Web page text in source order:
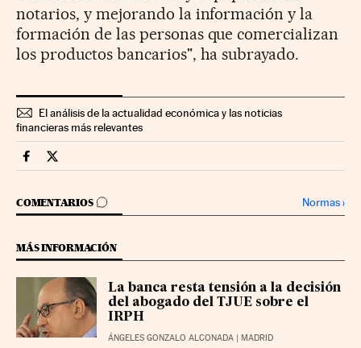
notarios, y mejorando la información y la
formación de las personas que comercializan
los productos bancarios", ha subrayado.
El análisis de la actualidad económica y las noticias
financieras más relevantes
Companias Cinco Días en Facebook
Companias Cinco Días en Twitter
COMENTARIOS
IR A LOS COMENTARIOS Normas›
MÁS INFORMACIÓN
La banca resta tensión a la decisión
del abogado del TJUE sobre el
IRPH
ÁNGELES GONZALO ALCONADA | MADRID